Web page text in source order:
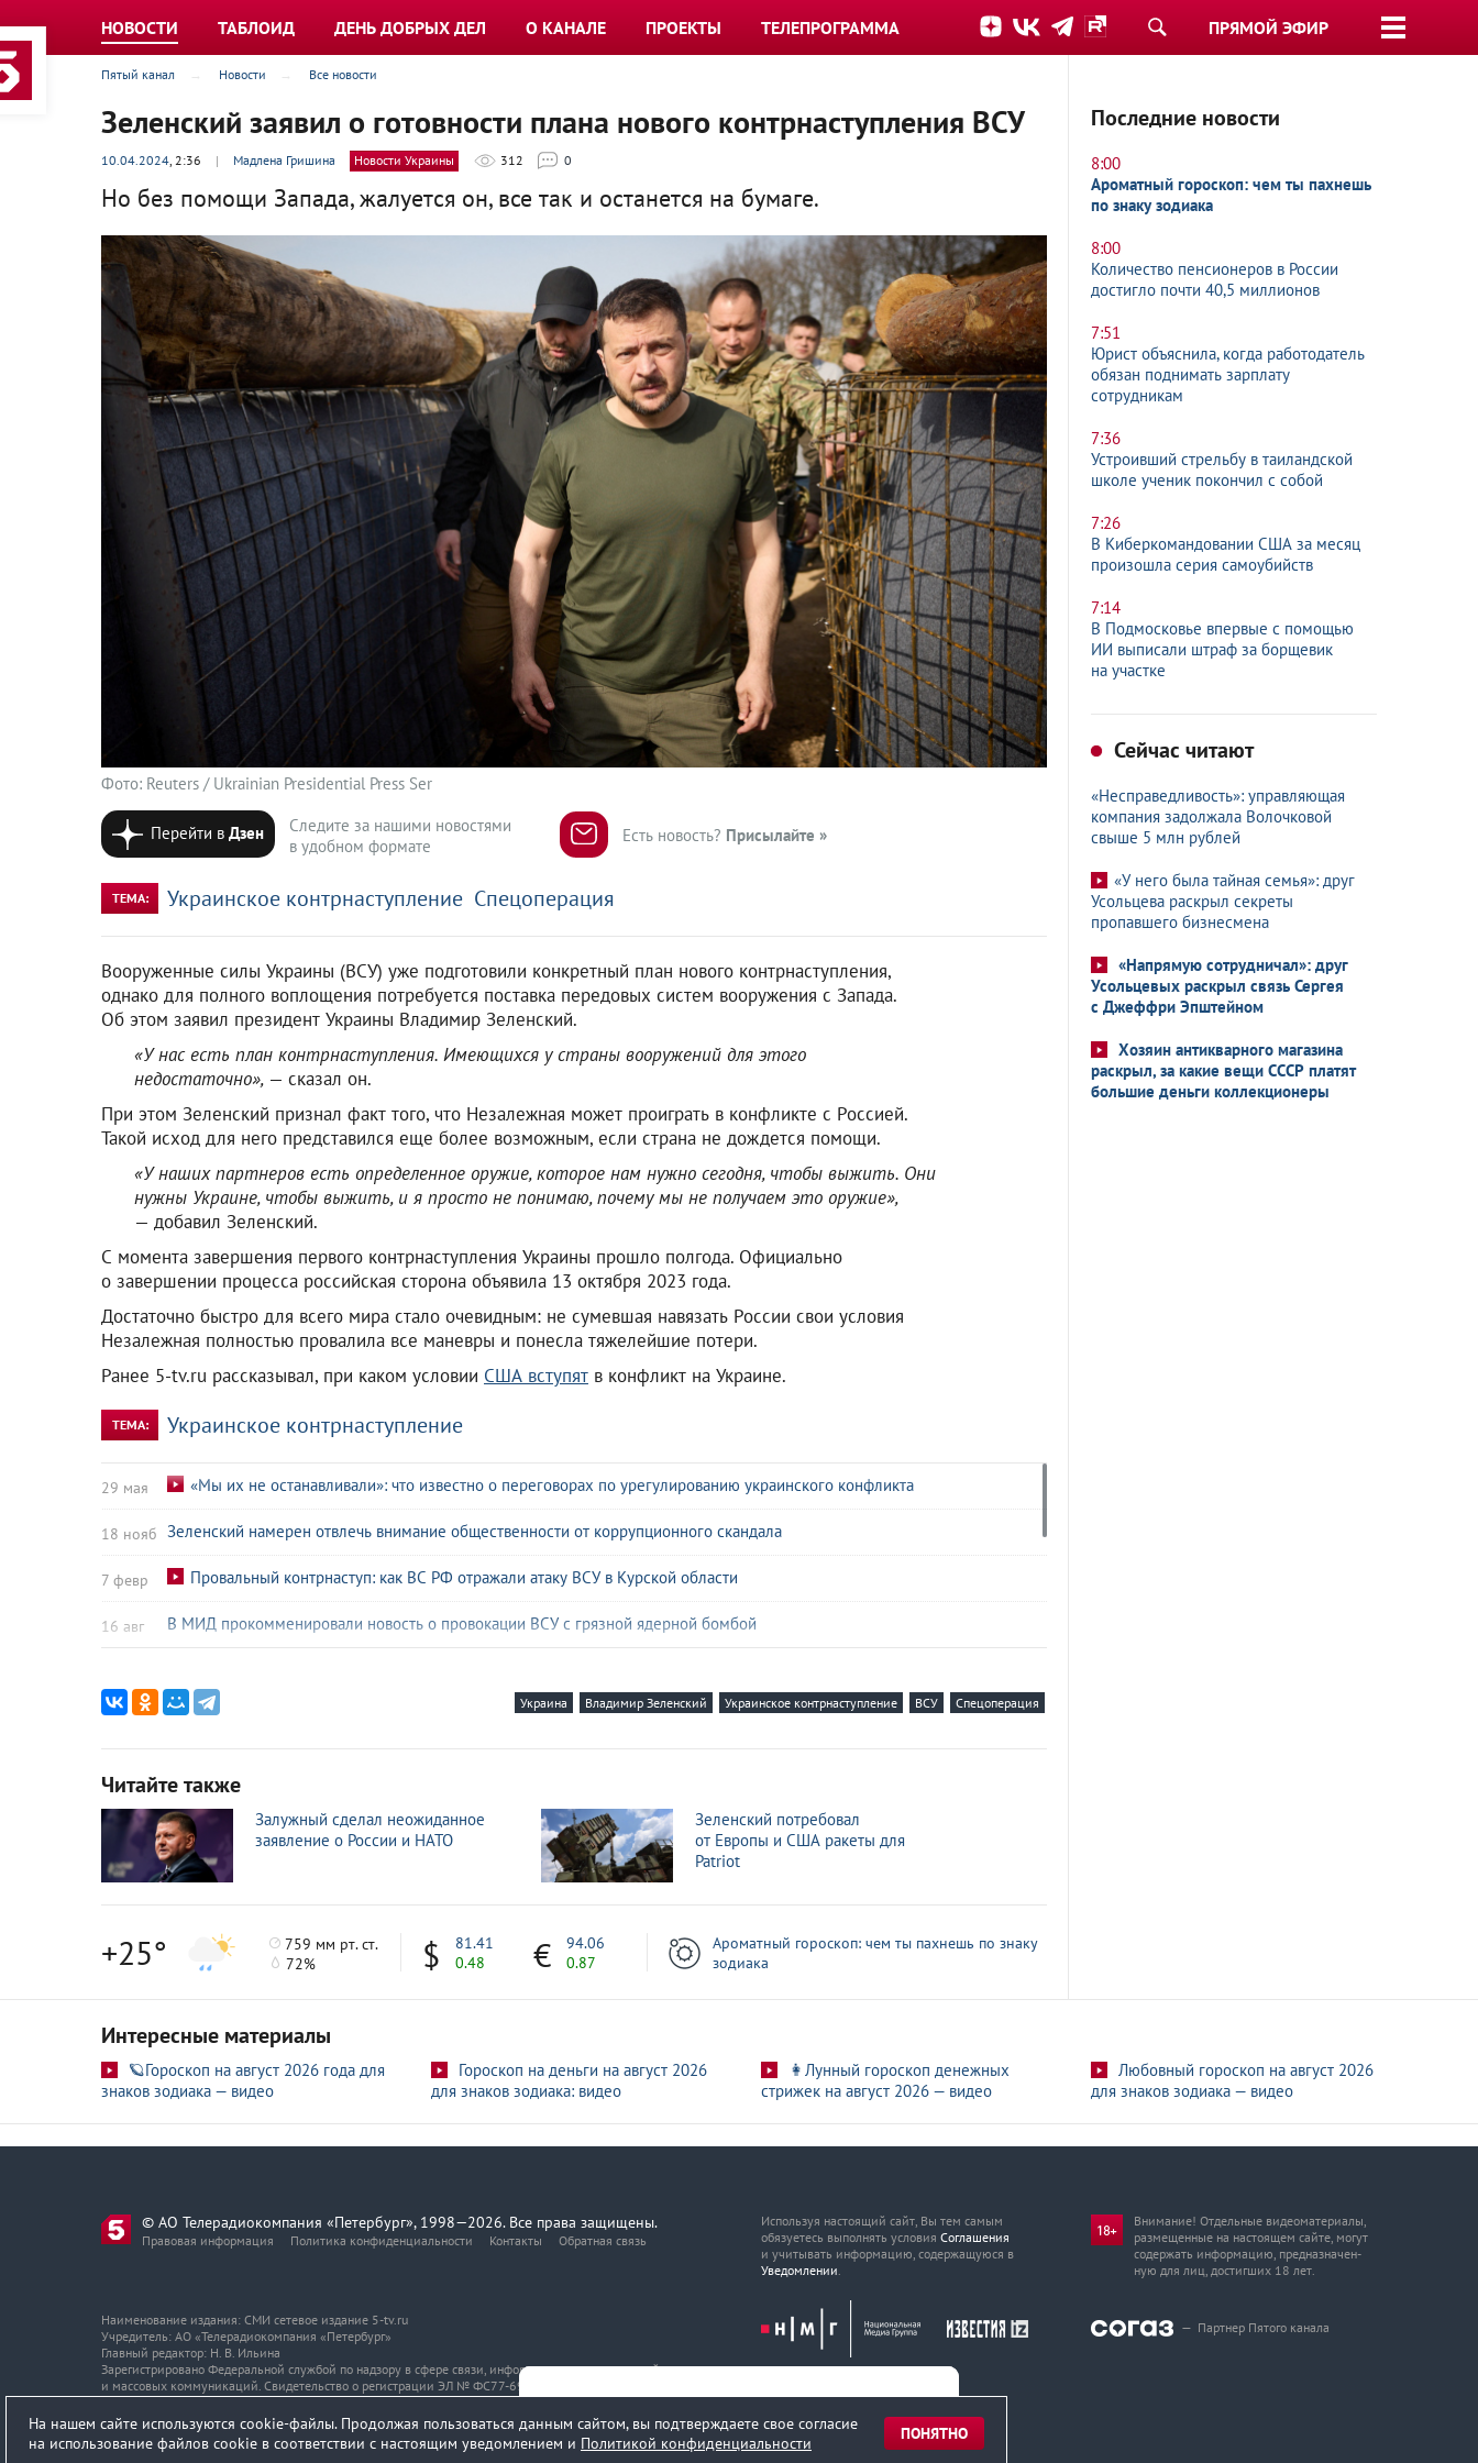
ПРЯМОЙ ЭФИР
НОВОСТИ ТАБЛОИД ДЕНЬ ДОБРЫХ ДЕЛ О КАНАЛЕ ПРОЕКТЫ ТЕЛЕПРОГРАММА
Пятый канал Новости Все новости
Зеленский заявил о готовности плана нового контрнаступления ВСУ
10.04.2024, 2:36 | Мадлена Гришина Новости Украины 312 0
Но без помощи Запада, жалуется он, все так и останется на бумаге.
Фото: Reuters / Ukrainian Presidential Press Ser
Перейти вДзен
Следите за нашими новостями
в удобном формате
Есть новость? Присылайте »
ТЕМА: Украинское контрнаступление Спецоперация
Вооруженные силы Украины (ВСУ) уже подготовили конкретный план нового контрнаступления,
однако для полного воплощения потребуется поставка передовых систем вооружения с Запада.
Об этом заявил президент Украины Владимир Зеленский.
«У нас есть план контрнаступления. Имеющихся у страны вооружений для этого
недостаточно», — сказал он.
При этом Зеленский признал факт того, что Незалежная может проиграть в конфликте с Россией.
Такой исход для него представился еще более возможным, если страна не дождется помощи.
«У наших партнеров есть определенное оружие, которое нам нужно сегодня, чтобы выжить. Они
нужны Украине, чтобы выжить, и я просто не понимаю, почему мы не получаем это оружие»,
— добавил Зеленский.
С момента завершения первого контрнаступления Украины прошло полгода. Официально
о завершении процесса российская сторона объявила 13 октября 2023 года.
Достаточно быстро для всего мира стало очевидным: не сумевшая навязать России свои условия
Незалежная полностью провалила все маневры и понесла тяжелейшие потери.
Ранее 5-tv.ru рассказывал, при каком условии США вступят в конфликт на Украине.
ТЕМА: Украинское контрнаступление
29 мая «Мы их не останавливали»: что известно о переговорах по урегулированию украинского конфликта
18 нояб Зеленский намерен отвлечь внимание общественности от коррупционного скандала
7 февр Провальный контрнаступ: как ВС РФ отражали атаку ВСУ в Курской области
16 авг В МИД прокомменировали новость о провокации ВСУ с грязной ядерной бомбой
3 мая «Им бы фронт удержать»: эксперт оценил слова Зеленского о новом этапе конфликта
25 мар Путин констатировал полный провал контрнаступления ВСУ
12 мар В ЦРУ спрогнозировали сроки нового контрнаступления ВСУ
10 мар «Киев не извлек уроков»: новому украинскому контрнаступлению предрекли провал
Украина Владимир Зеленский Украинское контрнаступление ВСУ Спецоперация
Читайте также
Залужный сделал неожиданное
заявление о России и НАТО
Зеленский потребовал
от Европы и США ракеты для
Patriot
+25°
759 мм рт. ст.
72%
81.41
0.48
94.06
0.87
Ароматный гороскоп: чем ты пахнешь по знаку
зодиака
Последние новости
8:00
Ароматный гороскоп: чем ты пахнешь
по знаку зодиака
8:00
Количество пенсионеров в России
достигло почти 40,5 миллионов
7:51
Юрист объяснила, когда работодатель
обязан поднимать зарплату
сотрудникам
7:36
Устроивший стрельбу в таиландской
школе ученик покончил с собой
7:26
В Киберкомандовании США за месяц
произошла серия самоубийств
7:14
В Подмосковье впервые с помощью
ИИ выписали штраф за борщевик
на участке
Сейчас читают
«Несправедливость»: управляющая
компания задолжала Волочковой
свыше 5 млн рублей
«У него была тайная семья»: друг
Усольцева раскрыл секреты
пропавшего бизнесмена
«Напрямую сотрудничал»: друг
Усольцевых раскрыл связь Сергея
с Джеффри Эпштейном
Хозяин антикварного магазина
раскрыл, за какие вещи СССР платят
большие деньги коллекционеры
Интересные материалы
🪐Гороскоп на август 2026 года для
знаков зодиака — видео
Гороскоп на деньги на август 2026
для знаков зодиака: видео
👩Лунный гороскоп денежных
стрижек на август 2026 — видео
Любовный гороскоп на август 2026
для знаков зодиака — видео
© АО Телерадиокомпания «Петербург», 1998—2026. Все права защищены.
Правовая информация Политика конфиденциальности Контакты Обратная связь
Используя настоящий сайт, Вы тем самым
обязуетесь выполнять условия Соглашения
и учитывать информацию, содержащуюся в
Уведомлении.
Внимание! Отдельные видеоматериалы,
размещенные на настоящем сайте, могут
содержать информацию, предназначен­
ную для лиц, достигших 18 лет.
Наименование издания: СМИ сетевое издание 5-tv.ru
Учредитель: АО «Телерадиокомпания «Петербург»
Главный редактор: Н. В. Ильина
Зарегистрировано Федеральной службой по надзору в сфере связи, информационных технологий
и массовых коммуникаций. Свидетельство о регистрации ЭЛ № ФС77-69216 от 29 марта 2017 года.
Адрес и телефон редакции
— Партнер Пятого канала
На нашем сайте используются cookie-файлы. Продолжая пользоваться данным сайтом, вы подтверждаете свое согласие
на использование файлов cookie в соответствии с настоящим уведомлением и Политикой конфиденциальности ПОНЯТНО